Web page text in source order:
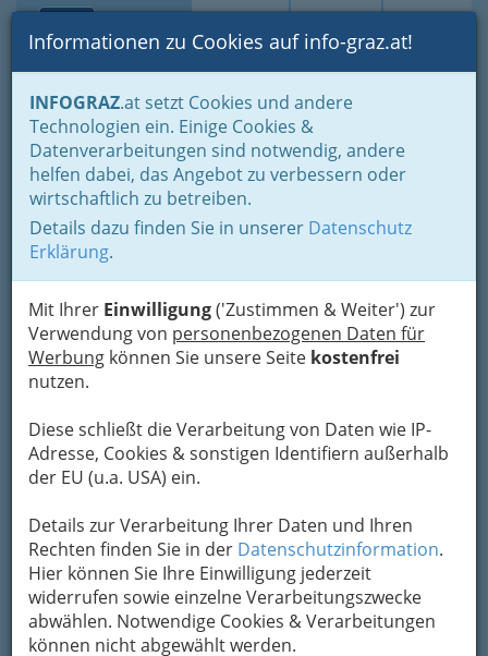
Suche Login Toggle
Informationen zu Cookies auf info-graz.at!
INFOGRAZ.at setzt Cookies und andere
Technologien ein. Einige Cookies &
Datenverarbeitungen sind notwendig, andere
helfen dabei, das Angebot zu verbessern oder
wirtschaftlich zu betreiben.
Details dazu finden Sie in unserer Datenschutz
Erklärung.
Mit Ihrer Einwilligung('Zustimmen & Weiter') zur
Verwendung von personenbezogenen Daten für
Werbung können Sie unsere Seite kostenfrei
nutzen.
Diese schließt die Verarbeitung von Daten wie IP-
Adresse, Cookies & sonstigen Identifiern außerhalb
der EU (u.a. USA) ein.
Details zur Verarbeitung Ihrer Daten und Ihren
Rechten finden Sie in der Datenschutzinformation.
Hier können Sie Ihre Einwilligung jederzeit
widerrufen sowie einzelne Verarbeitungszwecke
abwählen. Notwendige Cookies & Verarbeitungen
können nicht abgewählt werden.
Home Branchen
Gesundheit und Soziales
Fachärzte und Fachärztinnen
Rheumatologie
Prim.i.R. Univ.Prof. Dr. Franz
Rainer - Innere Medizin
Muchargasse 18 a, 8010 Graz
+43 316 384 845
+43 316 381 532
Karte
Karte anzeigen